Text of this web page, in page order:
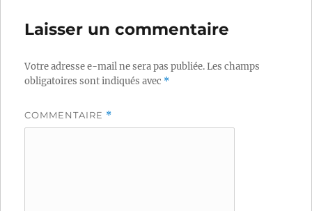
Laisser un commentaire
Votre adresse e-mail ne sera pas publiée.Les champs
obligatoires sont indiqués avec *
COMMENTAIRE *